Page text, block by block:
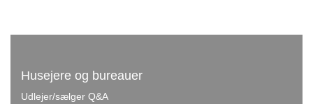
Husejere og bureauer
Udlejer/sælger Q&A